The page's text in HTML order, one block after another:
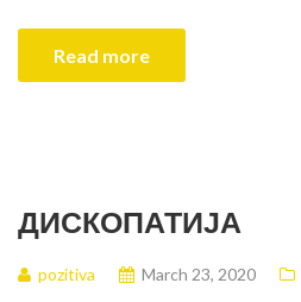
Read more
ДИСКОПАТИЈА
pozitiva March 23, 2020